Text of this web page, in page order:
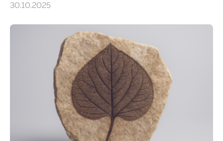
erfüllen können, müssen zahlreiche Enzyme präzise in
der Ruhr-Universität Bochum um Prof. Dr. Ralf Erdmann
und Dr. Ismaila Francis Yusuf hat nun einen bislang
unbekannten Qualitätskontrollmechanismus des
peroxisomalen Proteintransports in der Bäckerhefe
Saccharomyces cerevisiae entdeckt, der für die
Funktionsfähigkeit der Organellen entscheidend ist. Die
Studie wurde am 28. Oktober 2025 in der
Fachzeitschrift…
30.10.2025